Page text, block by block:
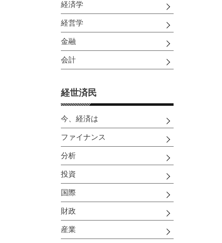
経済学
経営学
金融
会計
経世済民
今、経済は
ファイナンス
分析
投資
国際
財政
産業